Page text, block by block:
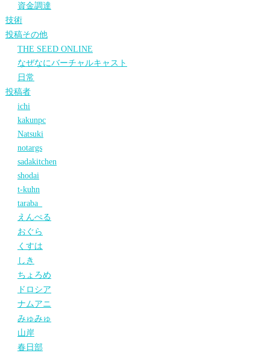
資金調達
技術
投稿その他
THE SEED ONLINE
なぜなにバーチャルキャスト
日常
投稿者
ichi
kakunpc
Natsuki
notargs
sadakitchen
shodai
t-kuhn
taraba_
えんぺる
おぐら
くすは
しき
ちょろめ
ドロシア
ナムアニ
みゅみゅ
山岸
春日部